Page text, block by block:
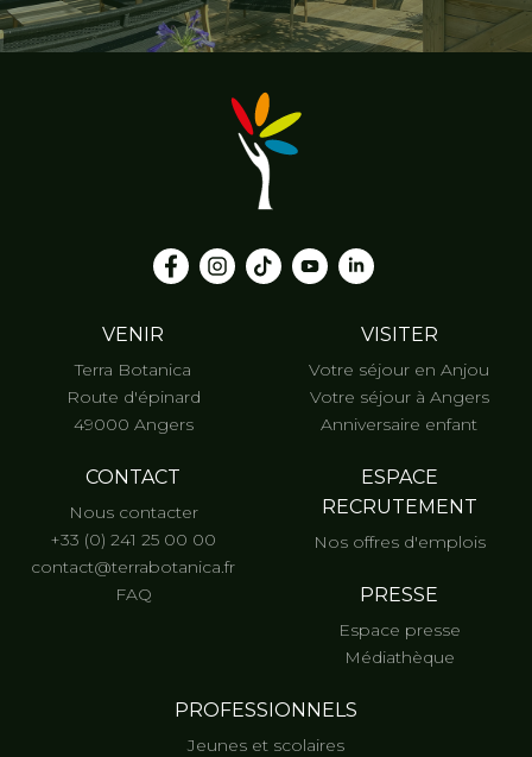
VENIR
Terra Botanica
Route d'épinard
49000 Angers
CONTACT
Nous contacter
+33 (0) 241 25 00 00
contact@terrabotanica.fr
FAQ
VISITER
Votre séjour en Anjou
Votre séjour à Angers
Anniversaire enfant
ESPACE
RECRUTEMENT
Nos offres d'emplois
PRESSE
Espace presse
Médiathèque
PROFESSIONNELS
Jeunes et scolaires